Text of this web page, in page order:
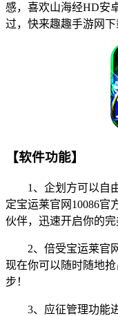
感，喜欢山海经HD安
过，快来趣趣手游网下
【软件功能】
1、企划方可以自由
定宝运莱官网10086官
伙伴，迅速开启你的完
2、倍受宝运莱官网
现在你可以随时随地
步！
3、应征管理功能进